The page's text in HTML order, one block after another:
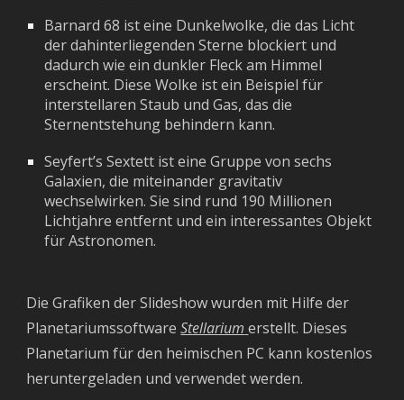
Barnard 68 ist eine Dunkelwolke, die das Licht
der dahinterliegenden Sterne blockiert und
dadurch wie ein dunkler Fleck am Himmel
erscheint. Diese Wolke ist ein Beispiel für
interstellaren Staub und Gas, das die
Sternentstehung behindern kann.
Seyfert’s Sextett ist eine Gruppe von sechs
Galaxien, die miteinander gravitativ
wechselwirken. Sie sind rund 190 Millionen
Lichtjahre entfernt und ein interessantes Objekt
für Astronomen.
Die Grafiken der Slideshow wurden mit Hilfe der
PlanetariumssoftwareStellarium erstellt. Dieses
Planetarium für den heimischen PC kann kostenlos
heruntergeladen und verwendet werden.